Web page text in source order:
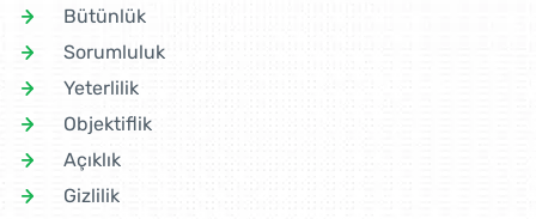
Bütünlük
Sorumluluk
Yeterlilik
Objektiflik
Açıklık
Gizlilik